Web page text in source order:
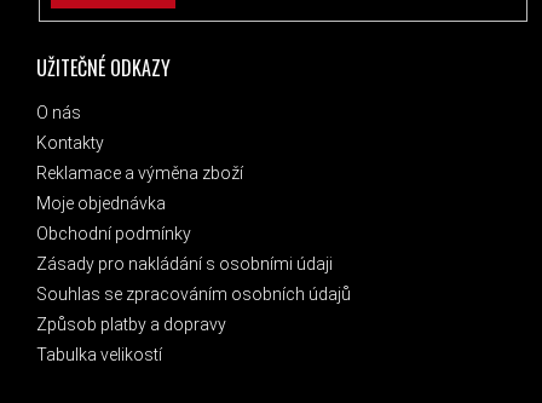
UŽITEČNÉ ODKAZY
O nás
Kontakty
Reklamace a výměna zboží
Moje objednávka
Obchodní podmínky
Zásady pro nakládání s osobními údaji
Souhlas se zpracováním osobních údajů
Způsob platby a dopravy
Tabulka velikostí